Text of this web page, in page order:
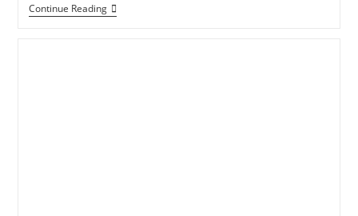
Continue ReadingEscola
Microsoft